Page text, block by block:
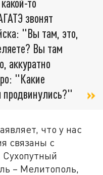
звонят
"Вы там, это,
Вы там
аккуратно
"Какие
продвинулись?"
что у нас
связаны с
– Мелитополь,